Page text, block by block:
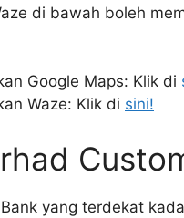
di bawah boleh
Google Maps: Klik di
Waze: Klik di sini!
yang terdekat